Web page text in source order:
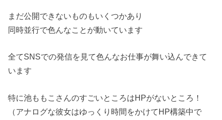
まだ公開できないものもいくつかあり
同時並行で色んなことが動いています
全てSNSでの発信を見て色んなお仕事が舞い込んできて
います
特に池ももこさんのすごいところはHPがないところ！
（アナログな彼女はゆっくり時間をかけてHP構築中で